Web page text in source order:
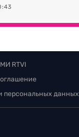
RTVI
персональных данных